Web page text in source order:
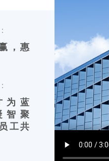
生产
，惠
为蓝
智聚
工共